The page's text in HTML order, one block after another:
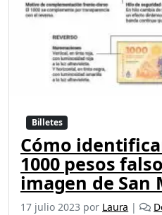
Billetes
Cómo
1000 pesos
imagen de San
17 julio 2023 por Laura |